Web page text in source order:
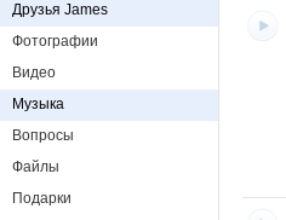
Друзья James
Фотографии
Видео
Музыка
Вопросы
Файлы
Подарки